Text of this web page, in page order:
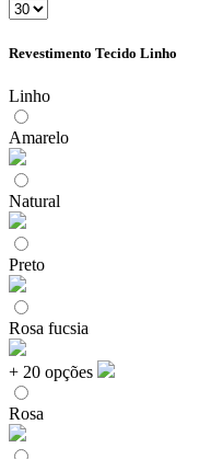
Revestimento Tecido Linho
Linho
Amarelo
Natural
Preto
Rosa fucsia
+ 20 opções
Rosa